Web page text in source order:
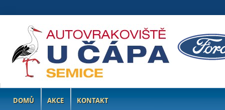
DOMŮ AKCE KONTAKT